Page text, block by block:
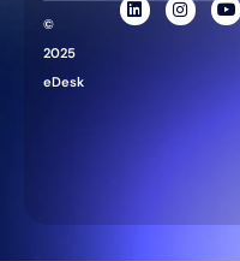
©
2025
eDesk